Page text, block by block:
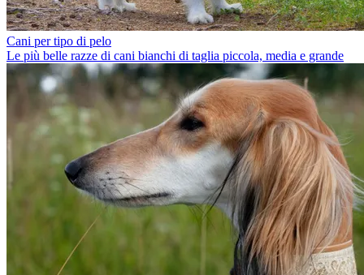
Cani per tipo di pelo
Le più belle razze di cani bianchi di taglia piccola, media e grande